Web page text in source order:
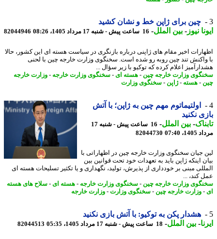
چین برای ژاپن خط و نشان کشید
نیوز-بین الملل-16 ساعت پیش - شنبه 17 مرداد 1405، 08:26 82044946
اخیر مقام های ژاپنی درباره بازنگری در سیاست هسته ای این کشور، حالا
تند چین روبه رو شده است. سخنگوی وزارت خارجه چین با لحنی
اعلام کرده که توکیو با زیر سؤال ...
وزارت خارجه چین -هسته ای- سخنگوی وزارت خارجه-وزارت خارجه
-هسته-ژاپن- سخنگوی وزارت
اولتیماتوم مهم چین به ژاپن؛ با آتش
نکنید
-بین الملل-
16 ساعت پیش - شنبه 17
07:40
82044730
جیان سخنگوی وزارت خارجه چین در اظهاراتی با
اینکه ژاپن باید به تعهدات خود تحت قوانین بین
مبنی بر خودداری از پذیرش، تولید، نگهداری و یا تکثیر تسلیحات هسته ای
کند، ...
وزارت خارجه چین -سخنگوی وزارت خارجه-هسته ای- سلاح های هسته
وزارت خارجه چین -سخنگوی وزارت - وزارت خارجه
هشدار پکن به توکیو: با آتش بازی نکنید
-بین الملل-18 ساعت پیش - شنبه 17 مرداد 1405، 05:35 82044513